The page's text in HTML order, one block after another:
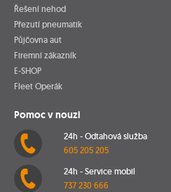
Řešení nehod
Přezutí pneumatik
Půjčovna aut
Firemní zákazník
E-SHOP
Fleet Operák
Pomoc v nouzi
24h - Odtahová služba
605 205 205
24h - Service mobil
737 230 666